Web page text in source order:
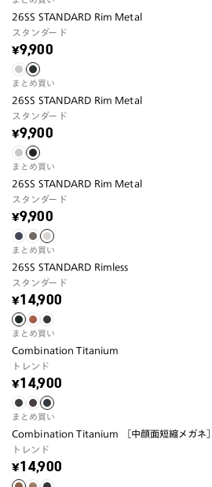
26SS STANDARD Rim Metal
スタンダード
¥9,900
まとめ買い
26SS STANDARD Rim Metal
スタンダード
¥9,900
まとめ買い
26SS STANDARD Rim Metal
スタンダード
¥9,900
まとめ買い
26SS STANDARD Rimless
スタンダード
¥14,900
まとめ買い
Combination Titanium
トレンド
¥14,900
まとめ買い
Combination Titanium ［中顔面短縮メガネ］
トレンド
¥14,900